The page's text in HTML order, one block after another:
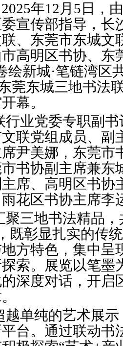
2025年12月5日，
宣传部指导，长
、东莞市东城文
高明区书协、东
绘新城·笔链湾
莞东城三地书法
幕。
行业党委专职副
联党组成员、副
尹美娜，东莞市
书协副主席兼东
席、高明区书协
花区书协主席李
聚三地书法精品
，既彰显扎实的传
方特色，集中呈
索。展览以笔墨
深度对话，开启
越单纯的艺术展
台。通过联动书